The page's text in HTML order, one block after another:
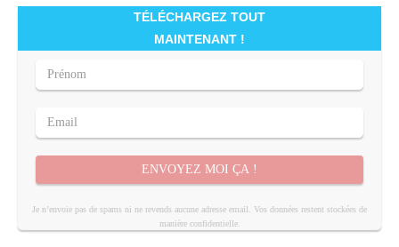
TÉLÉCHARGEZ TOUT
MAINTENANT !
ENVOYEZ MOI ÇA !
Je n’envoie pas de spams ni ne revends aucune adresse email. Vos données restent stockées de
manière confidentielle.